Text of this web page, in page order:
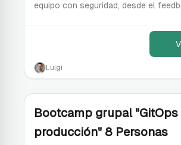
equipo con seguridad, desde el
Luigi
Bootcamp grupal "GitOps
producción" 8 Personas